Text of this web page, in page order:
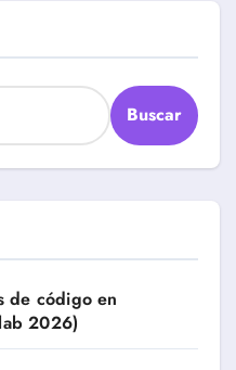
Buscar
de código en
2026)